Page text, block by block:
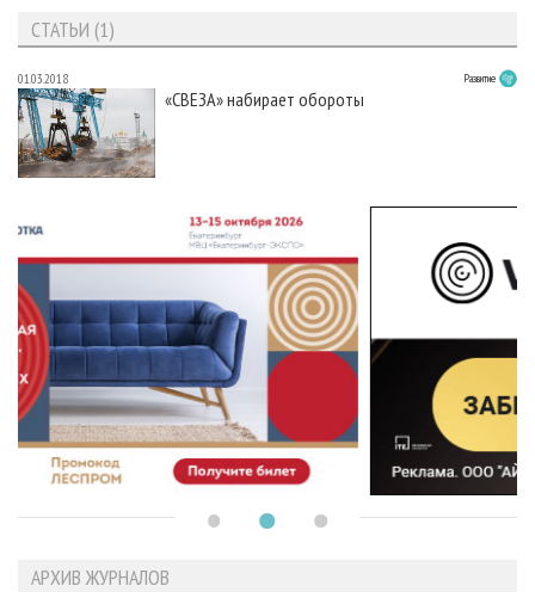
СТАТЬИ (1)
01.03.2018 Развитие
«СВЕЗА» набирает обороты
АРХИВ ЖУРНАЛОВ